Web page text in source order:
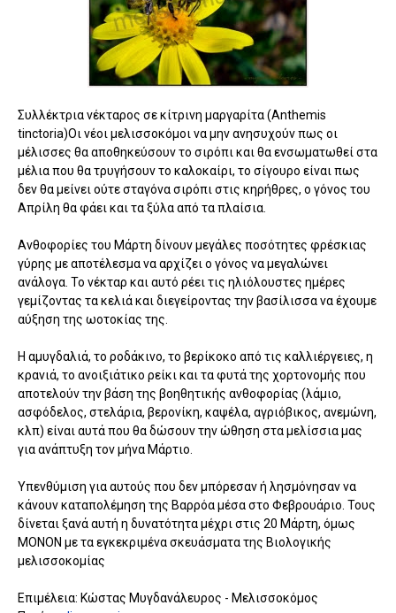
Συλλέκτρια νέκταρος σε κίτρινη μαργαρίτα (Anthemis
tinctoria)Οι νέοι μελισσοκόμοι να μην ανησυχούν πως οι
μέλισσες θα αποθηκεύσουν το σιρόπι και θα ενσωματωθεί στα
μέλια που θα τρυγήσουν το καλοκαίρι, το σίγουρο είναι πως
δεν θα μείνει ούτε σταγόνα σιρόπι στις κηρήθρες, ο γόνος του
Απρίλη θα φάει και τα ξύλα από τα πλαίσια.
Ανθοφορίες του Μάρτη δίνουν μεγάλες ποσότητες φρέσκιας
γύρης με αποτέλεσμα να αρχίζει ο γόνος να μεγαλώνει
ανάλογα. Το νέκταρ και αυτό ρέει τις ηλιόλουστες ημέρες
γεμίζοντας τα κελιά και διεγείροντας την βασίλισσα να έχουμε
αύξηση της ωοτοκίας της.
Η αμυγδαλιά, το ροδάκινο, το βερίκοκο από τις καλλιέργειες, η
κρανιά, το ανοιξιάτικο ρείκι και τα φυτά της χορτονομής που
αποτελούν την βάση της βοηθητικής ανθοφορίας (λάμιο,
ασφόδελος, στελάρια, βερονίκη, καψέλα, αγριόβικος, ανεμώνη,
κλπ) είναι αυτά που θα δώσουν την ώθηση στα μελίσσια μας
για ανάπτυξη τον μήνα Μάρτιο.
Υπενθύμιση για αυτούς που δεν μπόρεσαν ή λησμόνησαν να
κάνουν καταπολέμηση της Βαρρόα μέσα στο Φεβρουάριο. Τους
δίνεται ξανά αυτή η δυνατότητα μέχρι στις 20 Μάρτη, όμως
ΜΟΝΟΝ με τα εγκεκριμένα σκευάσματα της Βιολογικής
μελισσοκομίας
Επιμέλεια: Κώστας Μυγδανάλευρος - Μελισσοκόμος